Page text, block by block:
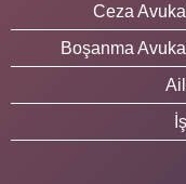
Ceza
Boşanma